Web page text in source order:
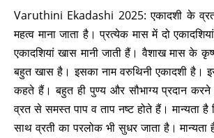
Varuthini Ekadashi 2025: एकादशी के व्रत
महत्व माना जाता है। प्रत्येक मास में दो
एकादशियां खास मानी जाती हैं। वैशाख मास के
बहुत खास है। इसका नाम वरुथिनी एकादशी है।
कहते हैं। बहुत ही पुण्य और सौभाग्य प्रदान
व्रत से समस्त पाप व ताप नष्ट होते हैं। मान्यता
साथ व्रती का परलोक भी सुधर जाता है।